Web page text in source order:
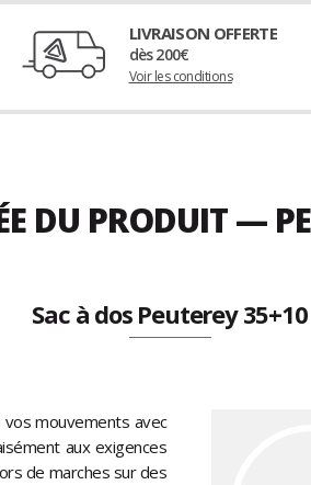
LIVRAISON OFFERTE
dès 200€
Voir les conditions
DU PRODUIT —
Sac à dos Peuterey 35+10
mouvements avec
aux exigences
de marches sur des